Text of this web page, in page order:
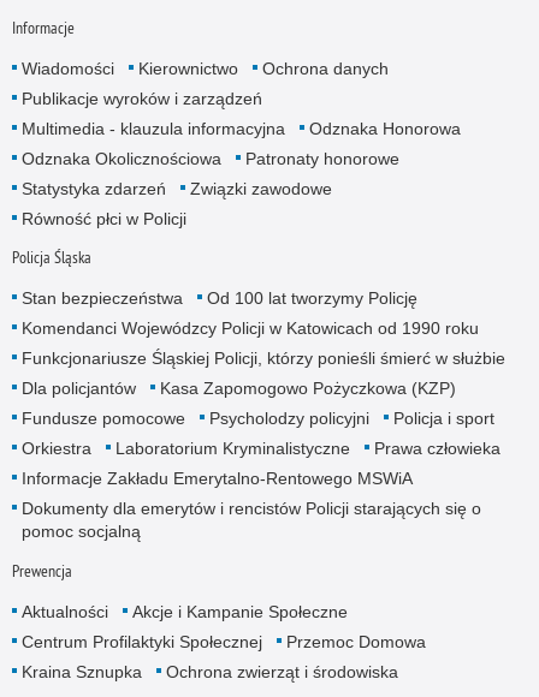
Informacje
Wiadomości Kierownictwo
Ochrona danych
Publikacje wyroków i zarządzeń
Multimedia - klauzula informacyjna
Odznaka Honorowa
Odznaka Okolicznościowa
Patronaty honorowe
Statystyka zdarzeń
Związki zawodowe
Równość płci w Policji
Policja Śląska
Stan bezpieczeństwa
Od 100 lat tworzymy Policję
Komendanci Wojewódzcy Policji w Katowicach od 1990 roku
Funkcjonariusze Śląskiej Policji, którzy ponieśli śmierć w służbie
Dla policjantów
Kasa Zapomogowo Pożyczkowa (KZP)
Fundusze pomocowe
Psycholodzy policyjni
Policja i sport
Orkiestra
Laboratorium Kryminalistyczne
Prawa człowieka
Informacje Zakładu Emerytalno-Rentowego MSWiA
Dokumenty dla emerytów i rencistów Policji starających się o
pomoc socjalną
Prewencja
Aktualności
Akcje i Kampanie Społeczne
Centrum Profilaktyki Społecznej
Przemoc Domowa
Kraina Sznupka
Ochrona zwierząt i środowiska